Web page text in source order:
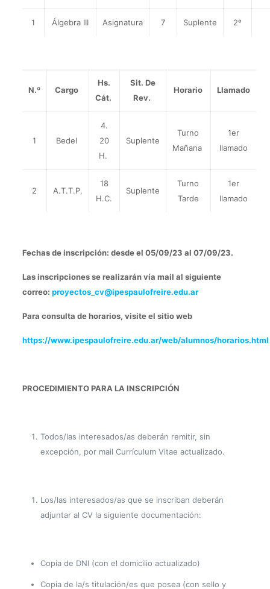
1 Álgebra III Asignatura 7 Suplente 2º
N.º Cargo
Hs.
Cát.
Sit. De
Rev.
Horario Llamado
1 Bedel
4.
20
H.
Suplente
Turno
Mañana
1er
llamado
2 A.T.T.P.
18
H.C.
Suplente
Turno
Tarde
1er
llamado
Fechas de inscripción: desde el 05/09/23 al 07/09/23.
Las inscripciones se realizarán vía mail al siguiente
correo: proyectos_cv@ipespaulofreire.edu.ar
Para consulta de horarios, visite el sitio web
https://www.ipespaulofreire.edu.ar/web/alumnos/horarios.html
PROCEDIMIENTO PARA LA INSCRIPCIÓN
Todos/las interesados/as deberán remitir, sin
excepción, por mail Currículum Vitae actualizado.
Los/las interesados/as que se inscriban deberán
adjuntar al CV la siguiente documentación:
Copia de DNI (con el domicilio actualizado)
Copia de la/s titulación/es que posea (con sello y